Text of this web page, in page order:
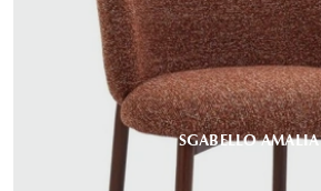
SGABELLO AMALIA